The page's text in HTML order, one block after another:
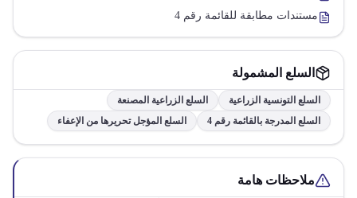
مستندات مطابقة للقائمة رقم 4
السلع المشمولة
السلع التونسية الزراعية
السلع الزراعية المصنعة
السلع المدرجة بالقائمة رقم 4
السلع المؤجل تحريرها من الإعفاء
ملاحظات هامة